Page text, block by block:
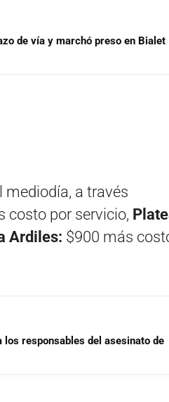
de vía y marchó preso en Bialet
mediodía, a través
costo por servicio,
Ardiles: $900 más
los responsables del asesinato de